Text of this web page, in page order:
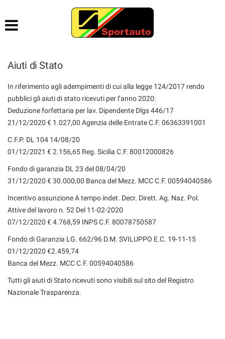
ACQUISTIAMO USATO
Aiuti di Stato
In riferimento agli adempimenti di cui alla legge 124/2017 rendo
pubblici gli aiuti di stato ricevuti per l’anno 2020:
Deduzione forfettaria per lav. Dipendente Dlgs 446/17
21/12/2020 € 1.027,00 Agenzia delle Entrate C.F. 06363391001
C.F.P. DL 104 14/08/20
01/12/2021 € 2.156,65 Reg. Sicilia C.F. 80012000826
Fondo di garanzia DL 23 del 08/04/20
31/12/2020 € 30.000,00 Banca del Mezz. MCC C.F. 00594040586
Incentivo assunzione A tempo indet. Decr. Dirett. Ag. Naz. Pol.
Attive del lavoro n. 52 Del 11-02-2020
07/12/2020 € 4.768,59 INPS C.F. 80078750587
Fondo di Garanzia LG. 662/96 D.M. SVILUPPO E.C. 19-11-15
01/12/2020 €2.459,74
Banca del Mezz. MCC C.F. 00594040586
Tutti gli aiuti di Stato ricevuti sono visibili sul sito del Registro
Nazionale Trasparenza.